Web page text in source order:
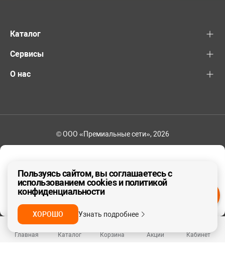
Главная Каталог Корзина Акции Кабинет
ДА, ВЕРНО
Каталог
Сервисы
О нас
© ООО «Премиальные сети», 2026
Пользуясь сайтом, вы соглашаетесь с
использованием cookies и политикой
конфиденциальности
ХОРОШО Узнать подробнее